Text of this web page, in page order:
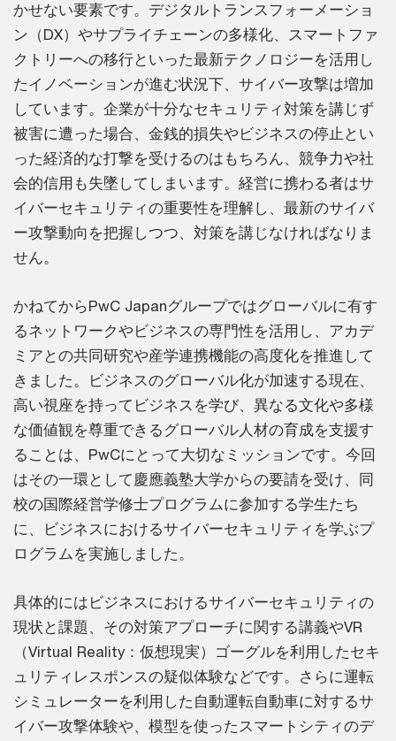
かせない要素です。デジタルトランスフォーメーショ
ン（DX）やサプライチェーンの多様化、スマートファ
クトリーへの移行といった最新テクノロジーを活用し
たイノベーションが進む状況下、サイバー攻撃は増加
しています。企業が十分なセキュリティ対策を講じず
被害に遭った場合、金銭的損失やビジネスの停止とい
った経済的な打撃を受けるのはもちろん、競争力や社
会的信用も失墜してしまいます。経営に携わる者はサ
イバーセキュリティの重要性を理解し、最新のサイバ
ー攻撃動向を把握しつつ、対策を講じなければなりま
せん。
かねてからPwC Japanグループではグローバルに有す
るネットワークやビジネスの専門性を活用し、アカデ
ミアとの共同研究や産学連携機能の高度化を推進して
きました。ビジネスのグローバル化が加速する現在、
高い視座を持ってビジネスを学び、異なる文化や多様
な価値観を尊重できるグローバル人材の育成を支援す
ることは、PwCにとって大切なミッションです。今回
はその一環として慶應義塾大学からの要請を受け、同
校の国際経営学修士プログラムに参加する学生たち
に、ビジネスにおけるサイバーセキュリティを学ぶプ
ログラムを実施しました。
具体的にはビジネスにおけるサイバーセキュリティの
現状と課題、その対策アプローチに関する講義やVR
（Virtual Reality：仮想現実）ゴーグルを利用したセキ
ュリティレスポンスの疑似体験などです。さらに運転
シミュレーターを利用した自動運転自動車に対するサ
イバー攻撃体験や、模型を使ったスマートシティのデ